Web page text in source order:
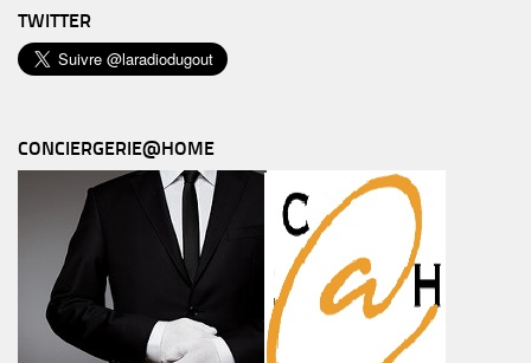
TWITTER
CONCIERGERIE@HOME